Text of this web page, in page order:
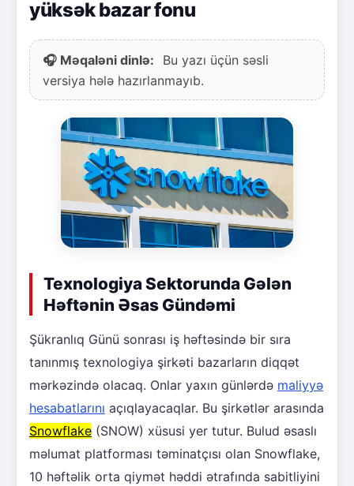
yüksək bazar fonu
🎧 Məqaləni dinlə:
Bu yazı üçün səsli
versiya hələ hazırlanmayıb.
Texnologiya Sektorunda Gələn
Həftənin Əsas Gündəmi
Şükranlıq Günü sonrası iş həftəsində bir sıra
tanınmış texnologiya şirkəti bazarların diqqət
mərkəzində olacaq. Onlar yaxın günlərdə maliyyə
hesabatlarını açıqlayacaqlar. Bu şirkətlər arasında
Snowflake (SNOW) xüsusi yer tutur. Bulud əsaslı
məlumat platforması təminatçısı olan Snowflake,
10 həftəlik orta qiymət həddi ətrafında sabitliyini